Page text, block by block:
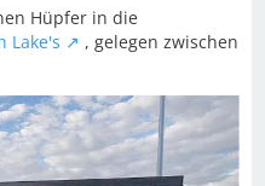
Hüpfer in die
Lake's
, gelegen zwischen